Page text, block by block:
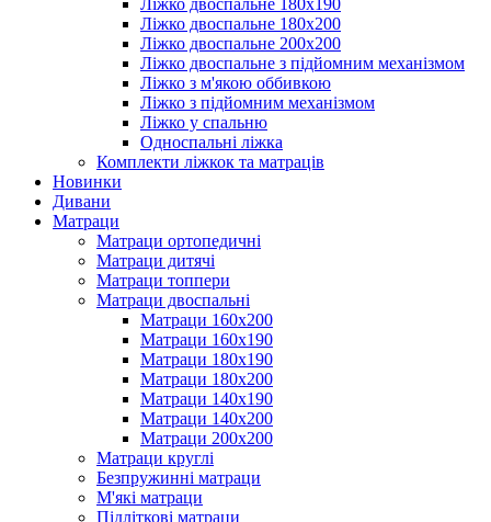
Ліжко двоспальне 180х200
Ліжко двоспальне 200х200
Ліжко двоспальне з підйомним механізмом
Ліжко з м'якою оббивкою
Ліжко з підйомним механізмом
Ліжко у спальню
Односпальні ліжка
Комплекти ліжкок та матраців
Новинки
Дивани
Матраци
Матраци ортопедичні
Матраци дитячі
Матраци топпери
Матраци двоспальні
Матраци 160х200
Матраци 160х190
Матраци 180х190
Матраци 180х200
Матраци 140х190
Матраци 140х200
Матраци 200х200
Матраци круглі
Безпружинні матраци
М'які матраци
Підліткові матраци